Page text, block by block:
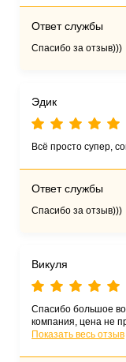
Ответ службы
Спасибо за отзыв)))
Эдик
Всё просто супер,
Ответ службы
Спасибо за отзыв)))
Викуля
Спасибо большое
компания, цена не
вежлива, очень
Показать весь отзыв